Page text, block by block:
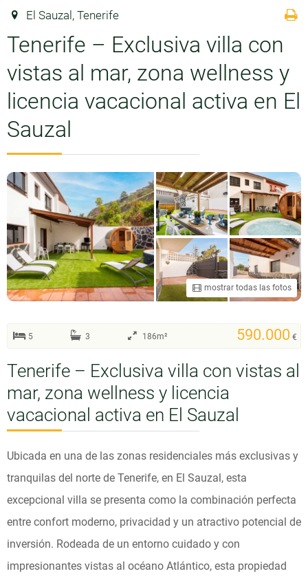
El Sauzal, Tenerife
Tenerife – Exclusiva villa con
vistas al mar, zona wellness y
licencia vacacional activa en El
Sauzal
mostrar todas las fotos
5 3 186m² 590.000 €
Tenerife – Exclusiva villa con vistas al
mar, zona wellness y licencia
vacacional activa en El Sauzal
Ubicada en una de las zonas residenciales más exclusivas y
tranquilas del norte de Tenerife, en El Sauzal, esta
excepcional villa se presenta como la combinación perfecta
entre confort moderno, privacidad y un atractivo potencial de
inversión. Rodeada de un entorno cuidado y con
impresionantes vistas al océano Atlántico, esta propiedad